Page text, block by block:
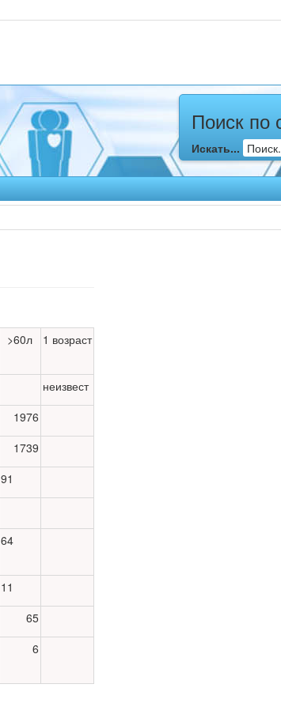
Поиск по
Искать...
>60л 1 возраст
неизвест
1976
1739
91
64
11
65
6